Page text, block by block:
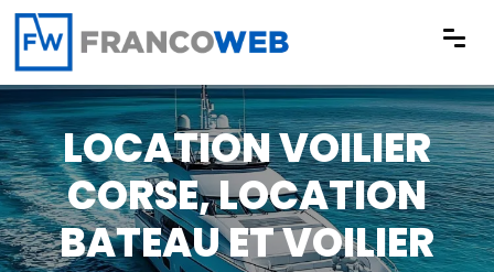
Panneau de gestion des cookies
LOCATION VOILIER
CORSE, LOCATION
BATEAU ET VOILIER